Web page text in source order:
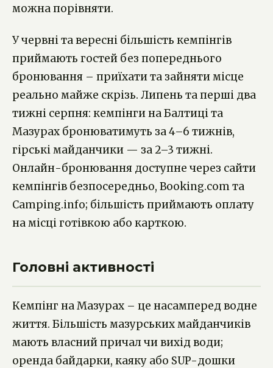
можна порівняти.
У червні та вересні більшість кемпінгів
приймають гостей без попереднього
бронювання – приїхати та зайняти місце
реально майже скрізь. Липень та перші два
тижні серпня: кемпінги на Балтиці та
Мазурах бронюватимуть за 4–6 тижнів,
гірські майданчики — за 2–3 тижні.
Онлайн-бронювання доступне через сайти
кемпінгів безпосередньо, Booking.com та
Camping.info; більшість приймають оплату
на місці готівкою або карткою.
Головні активності
Кемпінг на Мазурах – це насамперед водне
життя. Більшість мазурських майданчиків
мають власний причал чи вихід води;
оренда байдарки, каяку або SUP-дошки